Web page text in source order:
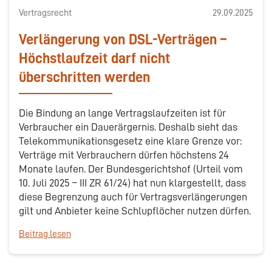
Vertragsrecht 29.09.2025
Verlängerung von DSL-Verträgen –
Höchstlaufzeit darf nicht
überschritten werden
Die Bindung an lange Vertragslaufzeiten ist für
Verbraucher ein Dauerärgernis. Deshalb sieht das
Telekommunikationsgesetz eine klare Grenze vor:
Verträge mit Verbrauchern dürfen höchstens 24
Monate laufen. Der Bundesgerichtshof (Urteil vom
10. Juli 2025 – III ZR 61/24) hat nun klargestellt, dass
diese Begrenzung auch für Vertragsverlängerungen
gilt und Anbieter keine Schlupflöcher nutzen dürfen.
Beitrag lesen